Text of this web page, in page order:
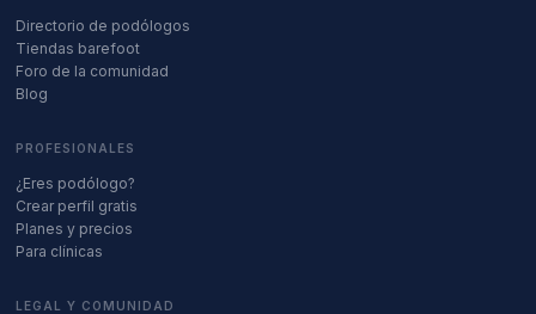
Directorio de podólogos
Tiendas barefoot
Foro de la comunidad
Blog
PROFESIONALES
¿Eres podólogo?
Crear perfil gratis
Planes y precios
Para clínicas
LEGAL Y COMUNIDAD